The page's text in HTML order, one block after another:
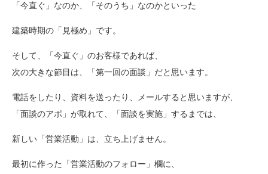
「今直ぐ」なのか、「そのうち」なのかといった
建築時期の「見極め」です。
そして、「今直ぐ」のお客様であれば、
次の大きな節目は、「第一回の面談」だと思います。
電話をしたり、資料を送ったり、メールすると思いますが、
「面談のアポ」が取れて、「面談を実施」するまでは、
新しい「営業活動」は、立ち上げません。
最初に作った「営業活動のフォロー」欄に、